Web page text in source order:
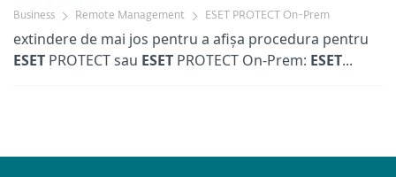
Business Remote Management ESET PROTECT On-Prem
extindere de mai jos pentru a afișa procedura pentru
ESET PROTECT sau ESET PROTECT On-Prem: ESET...